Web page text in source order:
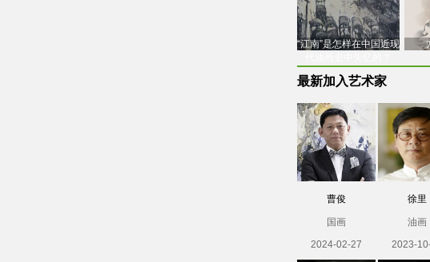
“江南”是怎样在中国近现
最新加入艺术家
曹俊
国画
2024-02-27
徐里
油画
2023-